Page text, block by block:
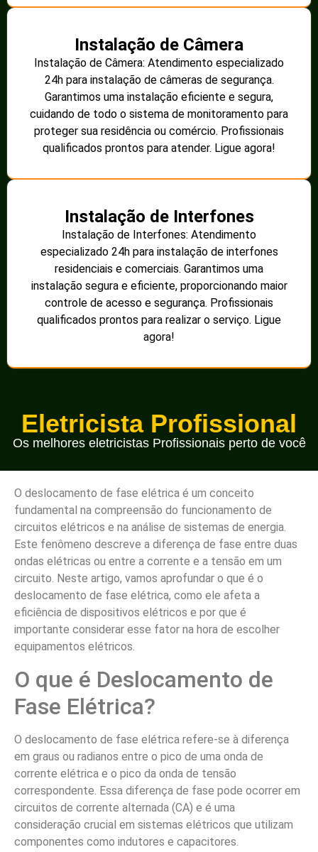
Instalação de Câmera
Instalação de Câmera: Atendimento especializado
24h para instalação de câmeras de segurança.
Garantimos uma instalação eficiente e segura,
cuidando de todo o sistema de monitoramento para
proteger sua residência ou comércio. Profissionais
qualificados prontos para atender. Ligue agora!
Instalação de Interfones
Instalação de Interfones: Atendimento
especializado 24h para instalação de interfones
residenciais e comerciais. Garantimos uma
instalação segura e eficiente, proporcionando maior
controle de acesso e segurança. Profissionais
qualificados prontos para realizar o serviço. Ligue
agora!
Eletricista Profissional
Os melhores eletricistas Profissionais perto de você
O deslocamento de fase elétrica é um conceito
fundamental na compreensão do funcionamento de
circuitos elétricos e na análise de sistemas de energia.
Este fenômeno descreve a diferença de fase entre duas
ondas elétricas ou entre a corrente e a tensão em um
circuito. Neste artigo, vamos aprofundar o que é o
deslocamento de fase elétrica, como ele afeta a
eficiência de dispositivos elétricos e por que é
importante considerar esse fator na hora de escolher
equipamentos elétricos.
O que é Deslocamento de
Fase Elétrica?
O deslocamento de fase elétrica refere-se à diferença
em graus ou radianos entre o pico de uma onda de
corrente elétrica e o pico da onda de tensão
correspondente. Essa diferença de fase pode ocorrer em
circuitos de corrente alternada (CA) e é uma
consideração crucial em sistemas elétricos que utilizam
componentes como indutores e capacitores.